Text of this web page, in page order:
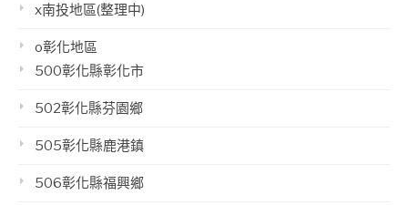
x南投地區(整理中)
o彰化地區
500彰化縣彰化市
502彰化縣芬園鄉
505彰化縣鹿港鎮
506彰化縣福興鄉